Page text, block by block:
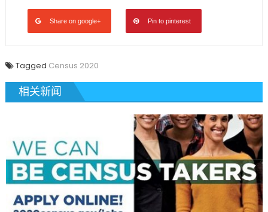
Share on google+ Pin to pinterest
Tagged Census 2020
相关新闻